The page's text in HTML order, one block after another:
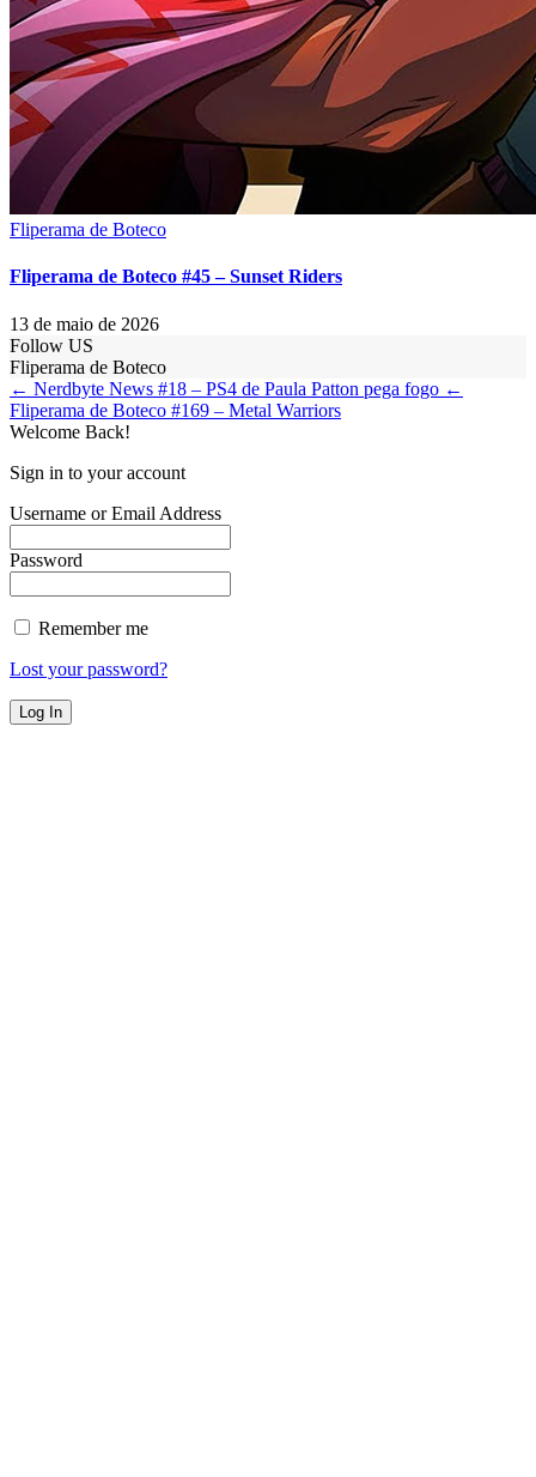
Fliperama de Boteco
Fliperama de Boteco #45 – Sunset Riders
13 de maio de 2026
Follow US
Fliperama de Boteco
← Nerdbyte News #18 – PS4 de Paula Patton pega fogo ←
Fliperama de Boteco #169 – Metal Warriors
Welcome Back!
Sign in to your account
Username or Email Address
Password
Remember me
Lost your password?